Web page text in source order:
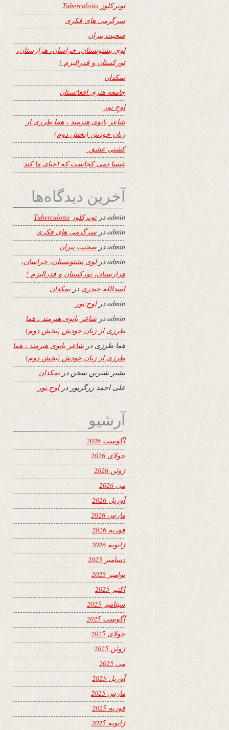
توبرکلوز Tuberculosis
سرگرمی های فکری
صحبت پیران
لوی پشتونستان، خراسان، هزارستان،
تورکستان و فدرالیزم !
نمکدان
جامعه هنری افغانستان
اوجِ نور
شاعر بانوی هنرمند ، هما طرزی از
زبان خودش (بخش دوم)
کشتی عشق
عیسا دمی کجاست که احیای ما کند
آخرین دیدگاه‌ها
adminدرتوبرکلوز Tuberculosis
admin در سرگرمی های فکری
admin در صحبت پیران
adminدرلوی پشتونستان، خراسان،
هزارستان، تورکستان و فدرالیزم !
اسدالله حیدری درنمکدان
adminدراوجِ نور
adminدر شاعر بانوی هنرمند ، هما
طرزی از زبان خودش (بخش دوم)
هما طرزی در شاعر بانوی هنرمند ، هما
طرزی از زبان خودش (بخش دوم)
بشیر شیرین سخن درنمکدان
علی احمد زرگرپور دراوجِ نور
آرشیو
آگوست 2026
جولای 2026
ژوئن 2026
می 2026
آوریل 2026
مارس 2026
فوریه 2026
ژانویه 2026
دسامبر 2025
نوامبر 2025
اکتبر 2025
سپتامبر 2025
آگوست 2025
جولای 2025
ژوئن 2025
می 2025
آوریل 2025
مارس 2025
فوریه 2025
ژانویه 2025